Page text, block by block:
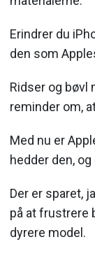
Erindrer du
den som
Ridser og bøvl
reminder om,
Med nu er
hedder den,
Der er sparet,
på at frustrere
dyrere model.